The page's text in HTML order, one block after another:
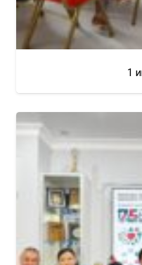
1